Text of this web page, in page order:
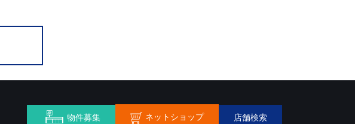
物件募集 ネットショップ 店舗検索